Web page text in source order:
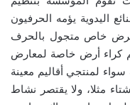
يؤمه الحرفيون
معرض خاص متجول بالحرف
كراء أرض خاصة لمعارض
لمنتجي أقاليم معينة
مثلا، ولا يقتصر نشاط